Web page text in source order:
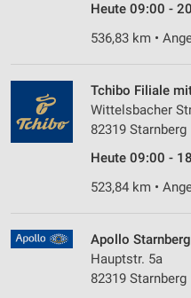
Heute 09:00 -
536,83 km •
Tchibo Filiale
Wittelsbacher
82319 Starnberg
Heute 09:00 -
523,84 km •
Apollo Starnberg
Hauptstr. 5a
82319 Starnberg